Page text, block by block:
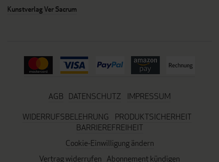
Kunstverlag Ver Sacrum
AGB DATENSCHUTZ
IMPRESSUM
WIDERRUFSBELEHRUNG
PRODUKTSICHERHEIT
BARRIEREFREIHEIT
Cookie-Einwilligung ändern
Vertrag widerrufen Abonnement kündigen